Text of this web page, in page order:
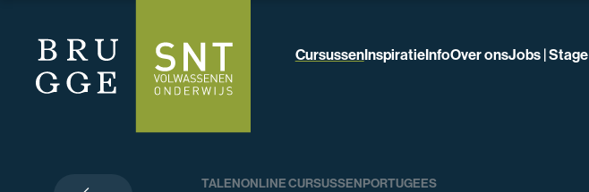
CursussenInspiratieInfoOver onsJobs | Stage
TALENONLINE CURSUSSENPORTUGEES